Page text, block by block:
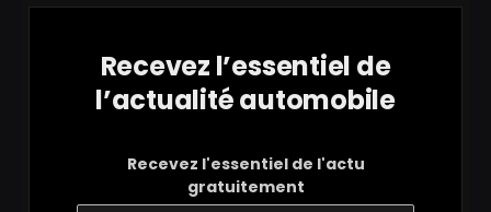
Recevez l’essentiel de
l’actualité automobile
Recevez l'essentiel de l'actu
gratuitement